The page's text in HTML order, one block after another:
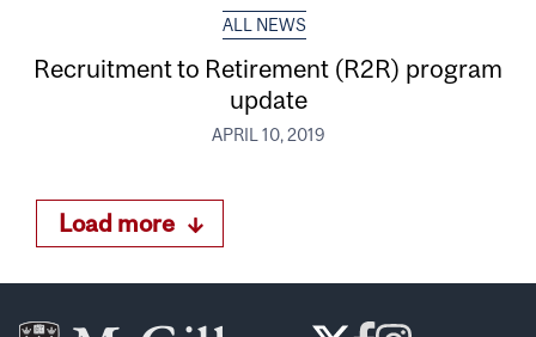
ALL NEWS
Recruitment to Retirement (R2R) program
update
APRIL 10, 2019
Load more